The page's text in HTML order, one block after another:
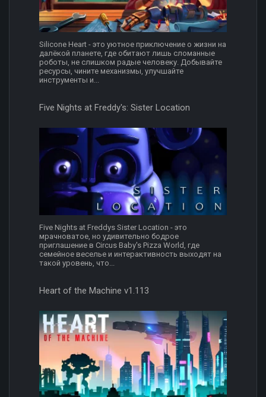
Silicone Heart - это уютное приключение о жизни на
далёкой планете, где обитают лишь сломанные
роботы, не слишком радые человеку. Добывайте
ресурсы, чините механизмы, улучшайте
инструменты и...
Five Nights at Freddy's: Sister Location
Five Nights at Freddys Sister Location - это
мрачноватое, но удивительно бодрое
приглашение в Circus Baby's Pizza World, где
семейное веселье и интерактивность выходят на
такой уровень, что...
Heart of the Machine v1.113